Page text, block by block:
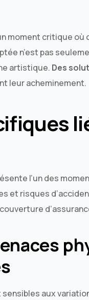
moment critique
n’est pas
artistique. Des
leur acheminement.
l’un des
et risques
aux